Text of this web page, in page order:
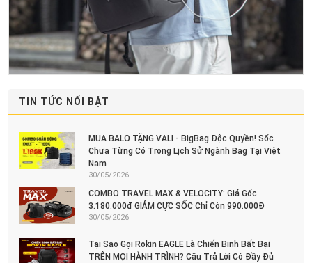
TIN TỨC NỔI BẬT
MUA BALO TẶNG VALI - BigBag Độc Quyền! Sốc
Chưa Từng Có Trong Lịch Sử Ngành Bag Tại Việt
Nam
30/05/2026
COMBO TRAVEL MAX & VELOCITY: Giá Gốc
3.180.000đ GIẢM CỰC SỐC Chỉ Còn 990.000Đ
30/05/2026
Tại Sao Gọi Rokin EAGLE Là Chiến Binh Bất Bại
TRÊN MỌI HÀNH TRÌNH? Câu Trả Lời Có Đầy Đủ